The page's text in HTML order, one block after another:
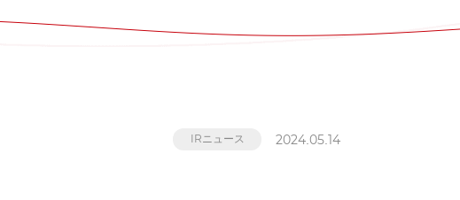
IRニュース 2024.05.14